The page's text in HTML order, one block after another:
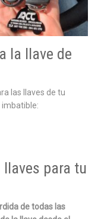
la llave de
las llaves de tu
imbatible:
llaves para tu
de todas las